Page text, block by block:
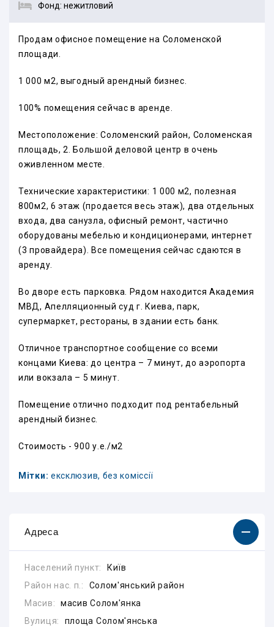
Фонд: нежитловий
Продам офисное помещение на Соломенской
площади.
1 000 м2, выгодный арендный бизнес.
100% помещения сейчас в аренде.
Местоположение: Соломенский район, Соломенская
площадь, 2. Большой деловой центр в очень
оживленном месте.
Технические характеристики: 1 000 м2, полезная
800м2, 6 этаж (продается весь этаж), два отдельных
входа, два санузла, офисный ремонт, частично
оборудованы мебелью и кондиционерами, интернет
(3 провайдера). Все помещения сейчас сдаются в
аренду.
Во дворе есть парковка. Рядом находится Академия
МВД, Апелляционный суд г. Киева, парк,
супермаркет, рестораны, в здании есть банк.
Отличное транспортное сообщение со всеми
концами Киева: до центра – 7 минут, до аэропорта
или вокзала – 5 минут.
Помещение отлично подходит под рентабельный
арендный бизнес.
Стоимость - 900 у.е./м2
Мітки: ексклюзив, без коміссії
Адреса
Населений пункт:
Київ
Район нас. п.:
Солом'янський район
Масив:
масив Солом'янка
Вулиця:
площа Солом'янська